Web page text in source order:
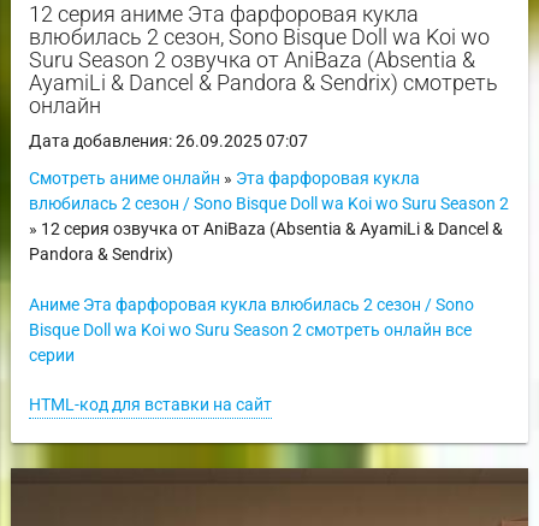
12 серия аниме Эта фарфоровая кукла
влюбилась 2 сезон, Sono Bisque Doll wa Koi wo
Suru Season 2 озвучка от AniBaza (Absentia &
AyamiLi & Dancel & Pandora & Sendrix) смотреть
онлайн
Дата добавления: 26.09.2025 07:07
Смотреть аниме онлайн » Эта фарфоровая кукла
влюбилась 2 сезон / Sono Bisque Doll wa Koi wo Suru Season 2
» 12 серия озвучка от AniBaza (Absentia & AyamiLi & Dancel &
Pandora & Sendrix)
Аниме Эта фарфоровая кукла влюбилась 2 сезон / Sono
Bisque Doll wa Koi wo Suru Season 2 смотреть онлайн все
серии
HTML-код для вставки на сайт